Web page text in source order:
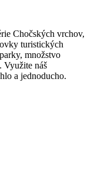
Chočských vrchov,
turistických
množstvo
Využite náš
a jednoducho.